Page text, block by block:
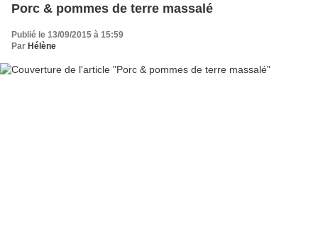
Porc & pommes de terre massalé
Publié le 13/09/2015 à 15:59
Par Hélène